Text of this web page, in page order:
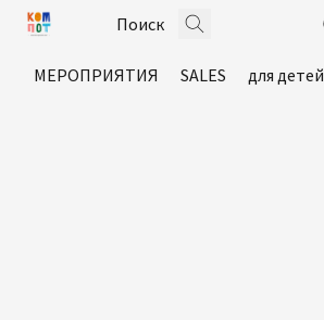
МЕРОПРИЯТИЯ SALES для детей